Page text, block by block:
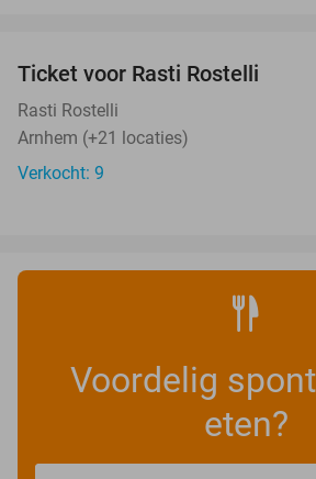
TODAY
Ticket voor Rasti Rostelli
Rasti Rostelli
Arnhem (+21 locaties)
Verkocht: 9
Voordelig
eten?